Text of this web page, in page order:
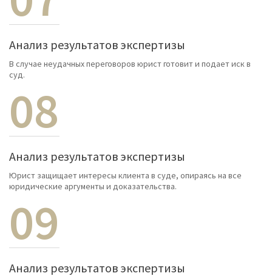
Анализ результатов экспертизы
В случае неудачных переговоров юрист готовит и подает иск в
суд.
08
Анализ результатов экспертизы
Юрист защищает интересы клиента в суде, опираясь на все
юридические аргументы и доказательства.
09
Анализ результатов экспертизы